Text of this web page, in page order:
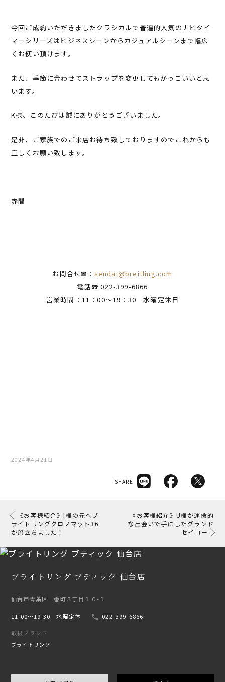
今回ご成約いただきましたクラシカルで普遍的人気のナビタイ
マーシリーズはビジネスシーンからカジュアルシーンまで幅広
くお使い頂けます。
また、季節に合わせてストラップを変更してもかっこいいと思
います。
K様、このたびは誠にありがとうございました。
是非、ご家族でのご来店お待ち致しておりますのでこれからも
宜しくお願い致します。
赤間
お問合せ✉： sendai@breitling.com
電話☎:022-399-6866
営業時間：11：00～19：30 水曜定休日
2024年4月21日
SHARE
《お客様紹介》I様の元へブ
ライトリングクロノマット36
が旅立ちました！
《お客様紹介》U様が運命的
な出会いで手にしたグランド
セイコー
ブライトリング ブティック 仙台店
仙台市青葉区一番町３丁目１０-１
11:00〜19:30 水曜定休
022-399-6866
取扱ブランド
ブライトリング